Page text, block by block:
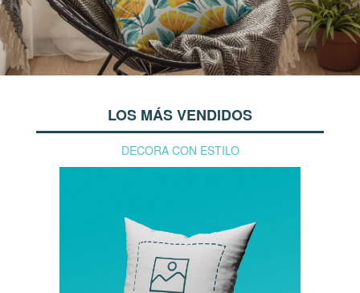
LOS MÁS VENDIDOS
DECORA CON ESTILO